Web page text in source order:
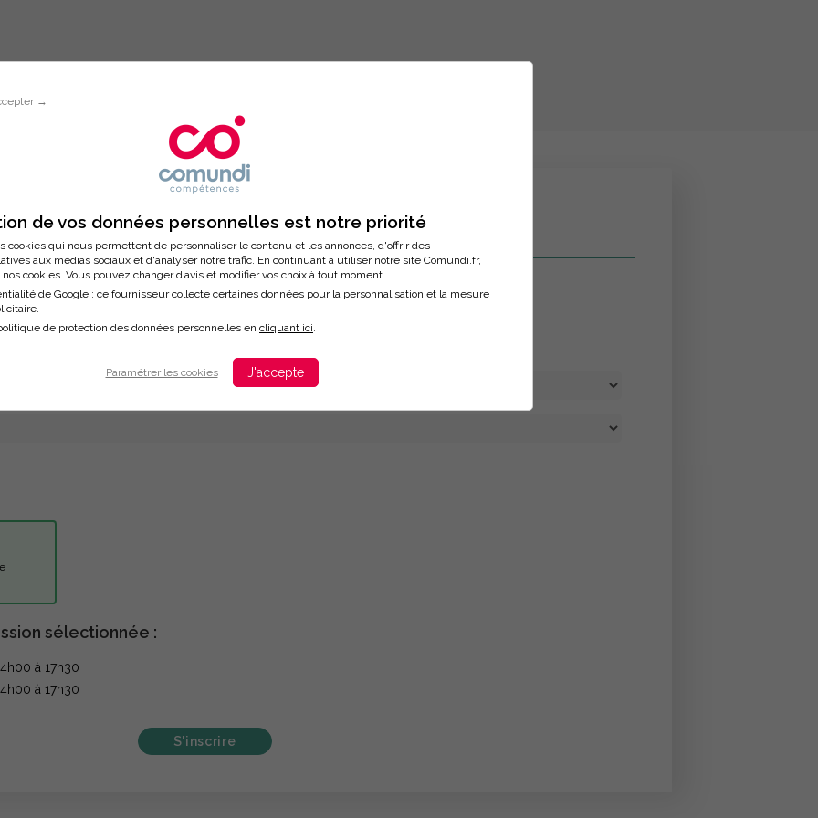
→
de vos données personnelles est notre priorité
cookies qui nous permettent de personnaliser le contenu et les annonces, d'offrir des
aux médias sociaux et d'analyser notre trafic. En continuant à utiliser notre site Comundi.fr,
cookies. Vous pouvez changer d’avis et modifier vos choix à tout moment.
de Google : ce fournisseur collecte certaines données pour la personnalisation et la mesure
de protection des données personnelles en cliquant ici.
Paramétrer les cookies J'accepte
Inscription à la formation
SA MÉMOIRE
sélectionnée :
à 17h30
à 17h30
S'inscrire